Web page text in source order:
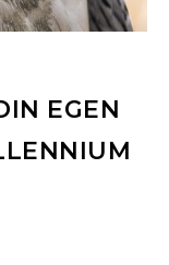
EGEN